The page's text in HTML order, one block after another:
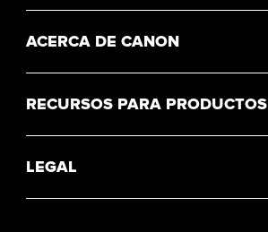
ACERCA DE CANON
RECURSOS PARA PRODUCTOS
LEGAL